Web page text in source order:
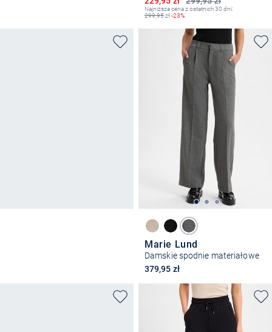
Najniższa cena z ostatnich 30 dni:
299,95zł-23%
Marie Lund
Damskie spodnie materiałowe
379,95 zł